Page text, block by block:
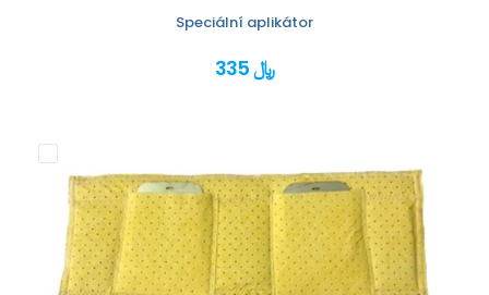
Speciální aplikátor
335 ﷼